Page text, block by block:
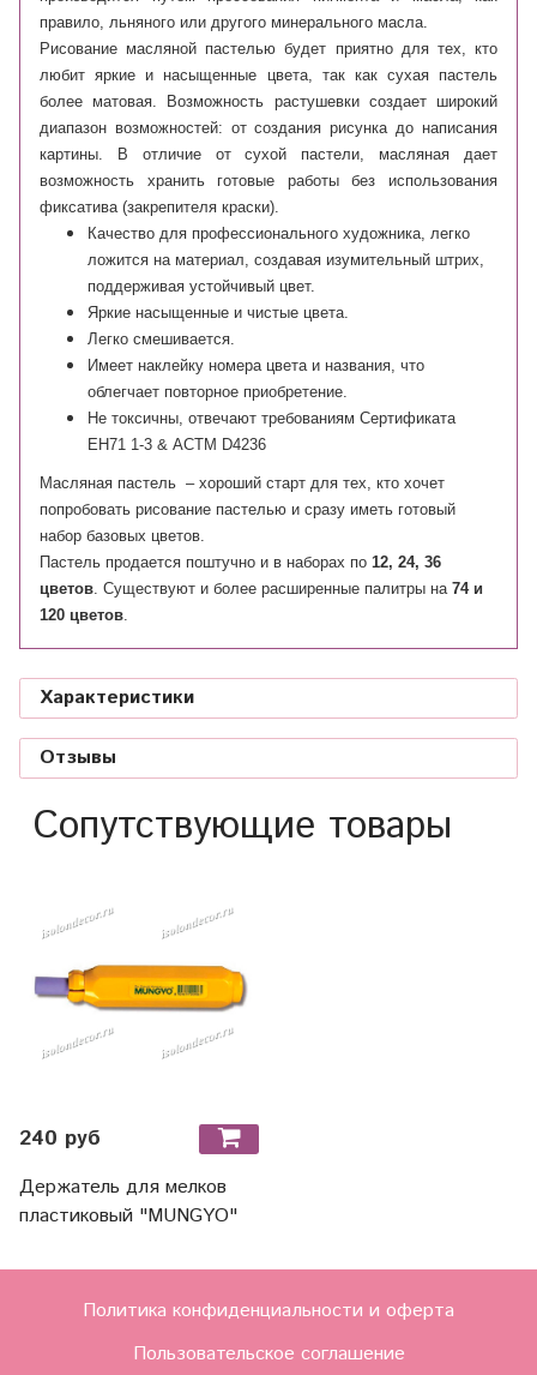
правило, льняного или другого минерального масла.
Рисование масляной пастелью будет приятно для тех, кто
любит яркие и насыщенные цвета, так как сухая пастель
более матовая. Возможность растушевки создает широкий
диапазон возможностей: от создания рисунка до написания
картины.
В отличие от сухой пастели, масляная дает
возможность хранить готовые работы без использования
фиксатива (закрепителя краски).
Качество для профессионального художника, легко
ложится на материал, создавая изумительный штрих,
поддерживая устойчивый цвет.
Яркие насыщенные и чистые цвета.
Легко смешивается.
Имеет наклейку номера цвета и названия, что
облегчает повторное приобретение.
Не токсичны, отвечают требованиям Сертификата
ЕН71 1-3 & АСТМ D4236
Масляная пастель – хороший старт для тех, кто хочет
попробовать рисование пастелью и сразу иметь готовый
набор базовых цветов.
Пастель продается поштучно и в наборах по 12, 24, 36
цветов. Существуют и более расширенные палитры на 74 и
120 цветов.
Характеристики
Отзывы
Сопутствующие товары
240 руб
Держатель для мелков
пластиковый "MUNGYO"
Политика конфиденциальности и оферта
Пользовательское соглашение